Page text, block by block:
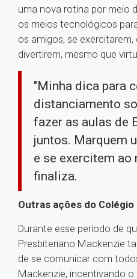
uma nova rotina por meio
os meios tecnológicos
os amigos, se
divertirem, mesmo que
"Minha dica para
distanciamento
fazer as aulas de
juntos. Marquem
e se exercitem ao
finaliza.
Outras ações do Colégio
Durante esse período de
Presbiteriano Mackenzie
de se comunicar com
Mackenzie, incentivando